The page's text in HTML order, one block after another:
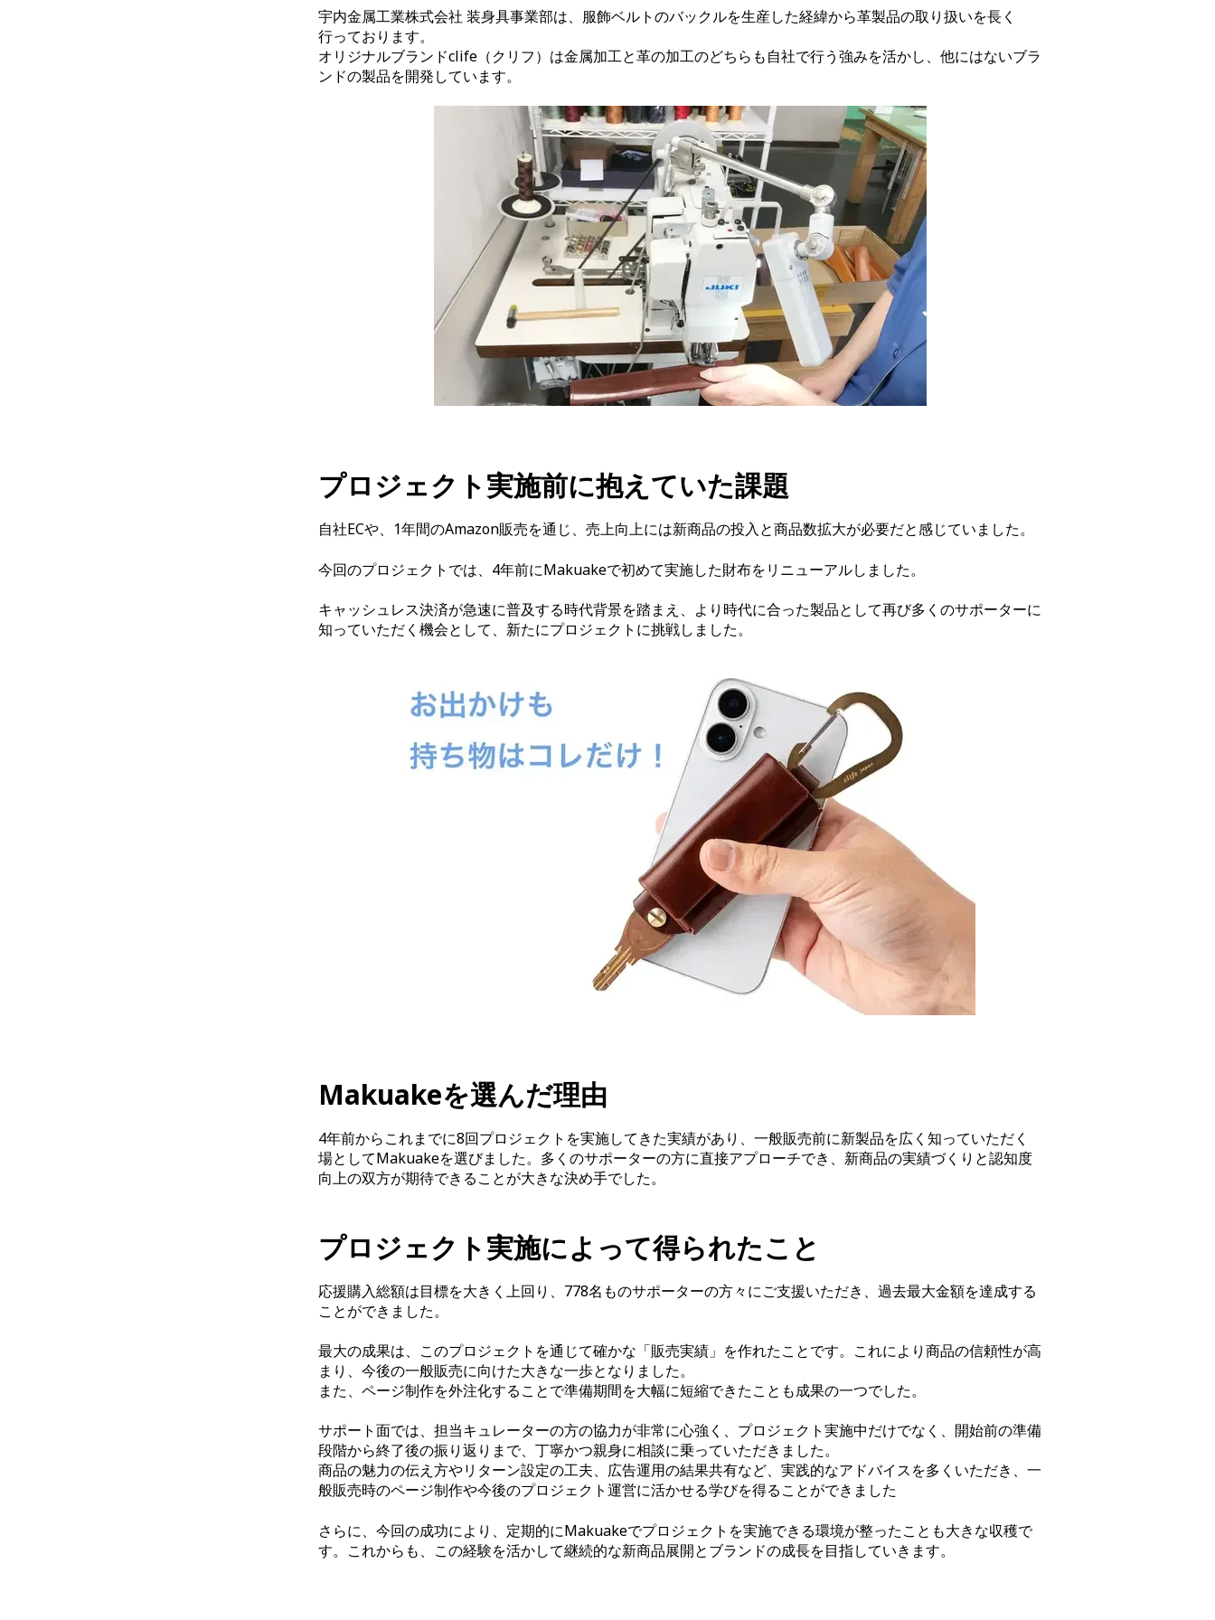
宇内金属工業株式会社 装身具事業部は、服飾ベルトのバックルを生産した経緯から革製品の取り扱いを長く
行っております。
オリジナルブランドclife（クリフ）は金属加工と革の加工のどちらも自社で行う強みを活かし、他にはないブラ
ンドの製品を開発しています。
プロジェクト実施前に抱えていた課題
自社ECや、1年間のAmazon販売を通じ、売上向上には新商品の投入と商品数拡大が必要だと感じていました。
今回のプロジェクトでは、4年前にMakuakeで初めて実施した財布をリニューアルしました。
キャッシュレス決済が急速に普及する時代背景を踏まえ、より時代に合った製品として再び多くのサポーターに
知っていただく機会として、新たにプロジェクトに挑戦しました。
Makuakeを選んだ理由
4年前からこれまでに8回プロジェクトを実施してきた実績があり、一般販売前に新製品を広く知っていただく
場としてMakuakeを選びました。多くのサポーターの方に直接アプローチでき、新商品の実績づくりと認知度
向上の双方が期待できることが大きな決め手でした。
プロジェクト実施によって得られたこと
応援購入総額は目標を大きく上回り、778名ものサポーターの方々にご支援いただき、過去最大金額を達成する
ことができました。
最大の成果は、このプロジェクトを通じて確かな「販売実績」を作れたことです。これにより商品の信頼性が高
まり、今後の一般販売に向けた大きな一歩となりました。
また、ページ制作を外注化することで準備期間を大幅に短縮できたことも成果の一つでした。
サポート面では、担当キュレーターの方の協力が非常に心強く、プロジェクト実施中だけでなく、開始前の準備
段階から終了後の振り返りまで、丁寧かつ親身に相談に乗っていただきました。
商品の魅力の伝え方やリターン設定の工夫、広告運用の結果共有など、実践的なアドバイスを多くいただき、一
般販売時のページ制作や今後のプロジェクト運営に活かせる学びを得ることができました
さらに、今回の成功により、定期的にMakuakeでプロジェクトを実施できる環境が整ったことも大きな収穫で
す。これからも、この経験を活かして継続的な新商品展開とブランドの成長を目指していきます。